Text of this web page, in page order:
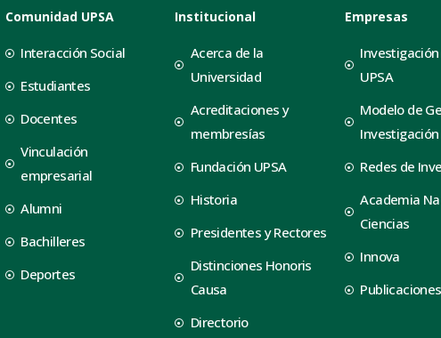
Comunidad UPSA
Interacción Social
Estudiantes
Docentes
Vinculación
empresarial
Alumni
Bachilleres
Deportes
Institucional
Acerca de la
Universidad
Acreditaciones y
membresías
Fundación UPSA
Historia
Presidentes y Rectores
Distinciones Honoris
Causa
Directorio
Empresas
UPSA
Modelo de
Investigación
Redes de
Academia
Ciencias
Innova
Publicaciones